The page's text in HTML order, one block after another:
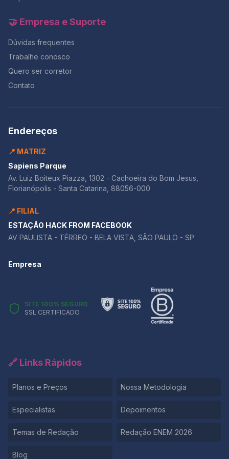
na sala com foco e sai com resultado.E se você quer
testar esse controle de tempo com correção
profissional, o momento é agora — com 50% OFF na
🤝 Empresa e Suporte
Dúvidas frequentes
Trabalhe conosco
Quero ser corretor
Contato
Endereços
📍 MATRIZ
Sapiens Parque
Av. Luiz Boiteux Piazza, 1302 - Cachoeira do Bom Jesus,
Florianópolis - Santa Catarina, 88056-000
📍 FILIAL
ESTAÇÃO HACK FROM FACEBOOK
AV PAULISTA - TÉRREO - BELA VISTA, SÃO PAULO - SP
Empresa
SITE 100% SEGURO
SSL CERTIFICADO
🔗 Links Rápidos
Planos e Preços Nossa Metodologia
Especialistas Depoimentos
Temas de Redação Redação ENEM 2026
Blog